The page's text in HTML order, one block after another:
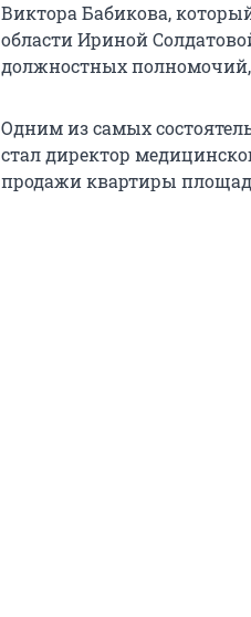
Виктора Бабикова,
области Ириной
должностных полномочий,
Одним из самых
стал директор
продажи квартиры